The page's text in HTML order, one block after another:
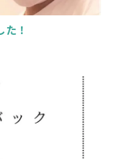
$image_url in
！